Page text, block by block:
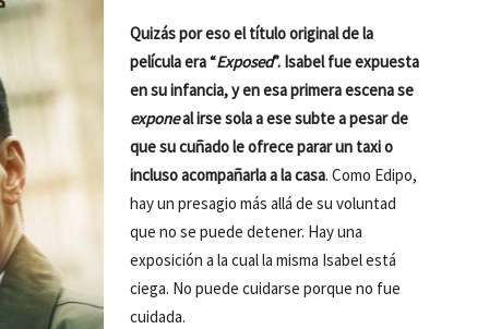
Quizás por eso el título original de la
película era “Exposed”. Isabel fue expuesta
en su infancia, y en esa primera escena se
exponeal irse sola a ese subte a pesar de
que su cuñado le ofrece parar un taxi o
incluso acompañarla a la casa. Como Edipo,
hay un presagio más allá de su voluntad
que no se puede detener. Hay una
exposición a la cual la misma Isabel está
ciega. No puede cuidarse porque no fue
cuidada.